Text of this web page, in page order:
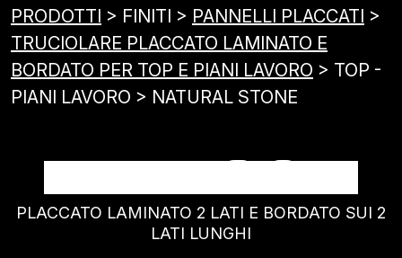
PRODOTTI > FINITI > PANNELLI PLACCATI >
TRUCIOLARE PLACCATO LAMINATO E
BORDATO PER TOP E PIANI LAVORO > TOP -
PIANI LAVORO > NATURAL STONE
NATURAL STONE
PLACCATO LAMINATO 2 LATI E BORDATO SUI 2
LATI LUNGHI